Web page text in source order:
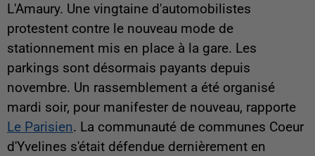
L'Amaury. Une vingtaine d'automobilistes
protestent contre le nouveau mode de
stationnement mis en place à la gare. Les
parkings sont désormais payants depuis
novembre. Un rassemblement a été organisé
mardi soir, pour manifester de nouveau, rapporte
Le Parisien. La communauté de communes Coeur
d'Yvelines s'était défendue dernièrement en